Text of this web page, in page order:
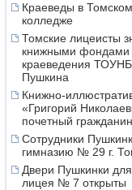
Краеведы в
колледже
Томские лицеисты
книжными фондами
краеведения
Пушкина
Книжно-
«Григорий
почетный
Сотрудники
гимназию № 29 г.
Двери Пушкинки
лицея № 7 открыты